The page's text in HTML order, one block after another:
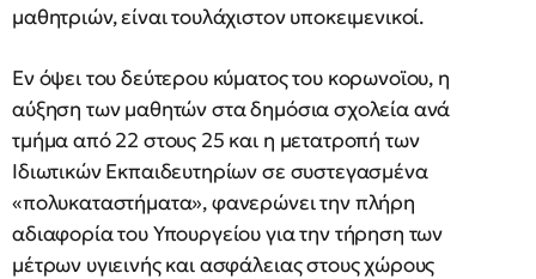
μαθητριών, είναι τουλάχιστον υποκειμενικοί.
Εν όψει του δεύτερου κύματος του κορωνοϊου, η
αύξηση των μαθητών στα δημόσια σχολεία ανά
τμήμα από 22 στους 25 και η μετατροπή των
Ιδιωτικών Εκπαιδευτηρίων σε συστεγασμένα
«πολυκαταστήματα», φανερώνει την πλήρη
αδιαφορία του Υπουργείου για την τήρηση των
μέτρων υγιεινής και ασφάλειας στους χώρους